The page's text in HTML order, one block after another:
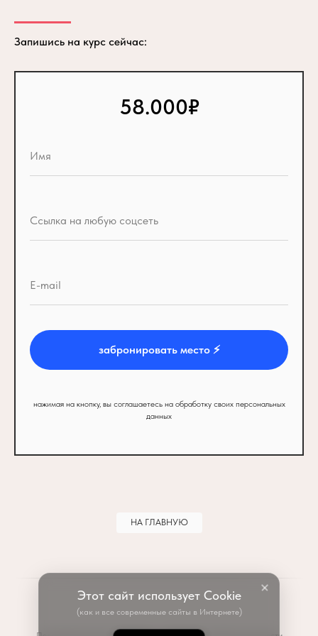
Этот сайт использует Cookie
(как и все современные сайты в Интернете)
Запишись на курс сейчас:
58.000₽
забронировать место ⚡️
нажимая на кнопку, вы соглашаетесь на обработку своих персональных
данных
НА ГЛАВНУЮ